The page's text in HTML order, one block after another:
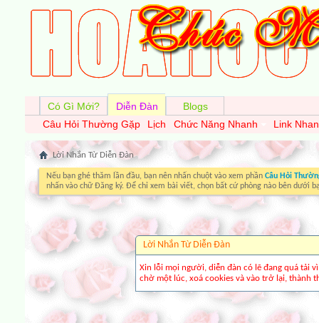
Có Gì Mới?
Diễn Đàn
Câu Hỏi Thường Gặp
Lịch Chức Năng Nhanh Link
Blogs
Lời Nhắn Từ Diễn Ðàn
Nếu bạn ghé thăm lần đầu, bạn nên nhấn chuột vào xem phần Câu Hỏi
nhấn vào chữ Đăng ký. Để chỉ xem bài viết, chọn bất cứ phòng nào bên dưới
Lời Nhắn Từ Diễn Ðàn
Xin lỗi mọi người, diễn đàn có lẽ đang quá tải
chờ một lúc, xoá cookies và vào trở lại, thành